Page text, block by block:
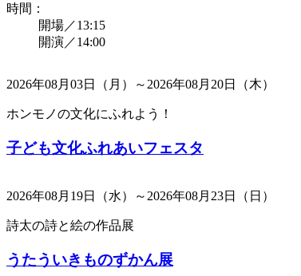
時間：
開場／13:15
開演／14:00
2026年08月03日（月）～2026年08月20日（木）
ホンモノの文化にふれよう！
子ども文化ふれあいフェスタ
2026年08月19日（水）～2026年08月23日（日）
詩太の詩と絵の作品展
うたういきものずかん展